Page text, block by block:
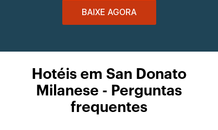
BAIXE AGORA
Hotéis em San Donato
Milanese - Perguntas
frequentes